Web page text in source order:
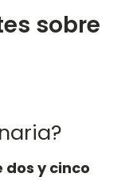
sobre
dos y cinco